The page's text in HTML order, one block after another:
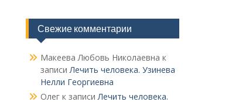
Свежие комментарии
Макеева Любовь Николаевна к
записиЛечить человека. Узинева
Нелли Георгиевна
Олегк записиЛечить человека.